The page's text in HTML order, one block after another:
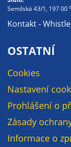
Semilská 43/1, 197 00
Kontakt -
OSTATNÍ
Cookies
Nastavení
Prohlášení o
Zásady
Informace o